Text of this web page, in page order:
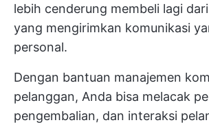
lebih cenderung membeli lagi
yang mengirimkan komunikasi
personal.
Dengan bantuan manajemen
pelanggan, Anda bisa melacak
pengembalian, dan interaksi